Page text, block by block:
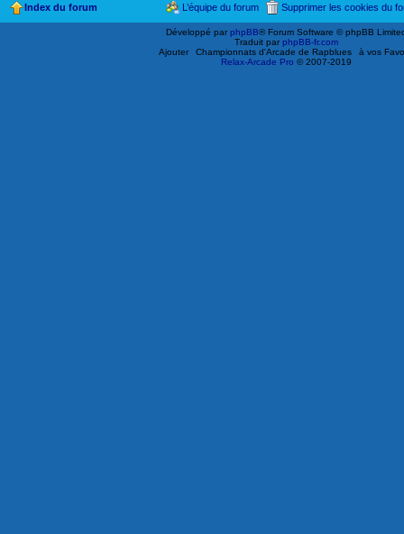
Index du forum Supprimer les cookies du
L’équipe du forum
Développé parphpBB® Forum Software © phpBB
Traduit parphpBB-fr.com
Ajouter
Championnats d'Arcade de Rapblues
à vos
Relax-Arcade Pro © 2007-2019